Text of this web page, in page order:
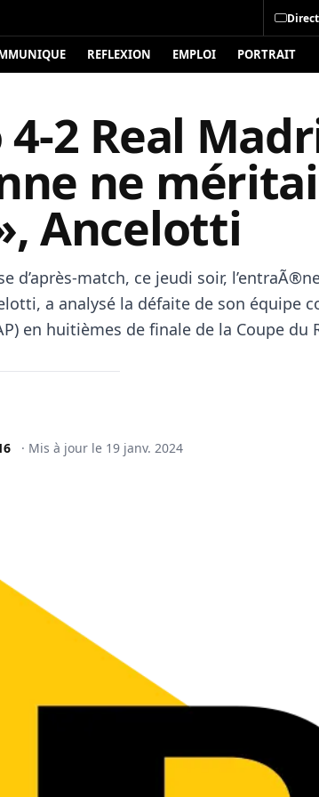
REFLEXION EMPLOI PORTRAIT
2 Real
ne
Ancelotti
d’après-match, ce jeudi soir,
a analysé la défaite de son équipe
en huitièmes de finale de la Coupe du
· Mis à jour le 19 janv. 2024